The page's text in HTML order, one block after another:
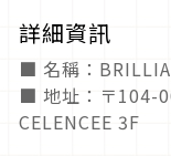
詳細資訊
■ 名稱：
■ 地址：〒104-
CELENCEE 3F